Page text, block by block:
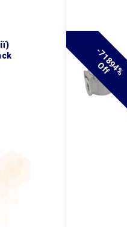
-
7
1
8
9
4
%
O
F
F